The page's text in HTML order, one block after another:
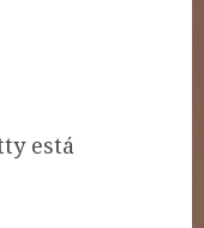
está